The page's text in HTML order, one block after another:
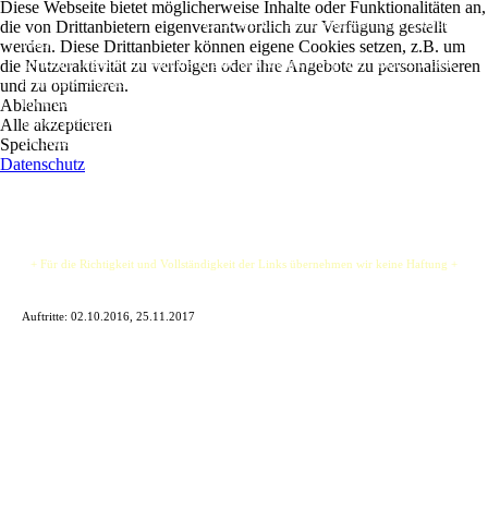
U.S. MAILaus Hamburg seit 1975 |Cover
Rock
Die kleine Legende aus Wilhelmsburg ist nach einem Umweg über Tanzmusik back
to the roots, und das wieder fast in Urbesetzung, nach 45 Jahren.
Die ergrauten Jungs spielen groovigen Rock und Rock´n Roll von den 60 bis 90er
Jahren. Der glockenklare Sound, die knackigen Riffs und präzisen Breaks gehen in
die Beine.
+ Für die Richtigkeit und Vollständigkeit der Links übernehmen wir keine Haftung +
Auftritte: 02.10.2016, 25.11.2017
Diese Webseite bietet möglicherweise Inhalte oder Funktionalitäten an,
die von Drittanbietern eigenverantwortlich zur Verfügung gestellt
werden. Diese Drittanbieter können eigene Cookies setzen, z.B. um
die Nutzeraktivität zu verfolgen oder ihre Angebote zu personalisieren
und zu optimieren.
Ablehnen
Alle akzeptieren
Speichern
Datenschutz